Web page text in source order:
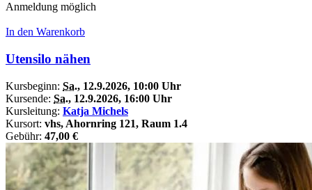
Anmeldung möglich
In den Warenkorb
Utensilo nähen
Kursbeginn: Sa., 12.9.2026, 10:00 Uhr
Kursende: Sa., 12.9.2026, 16:00 Uhr
Kursleitung: Katja Michels
Kursort: vhs, Ahornring 121, Raum 1.4
Gebühr: 47,00 €